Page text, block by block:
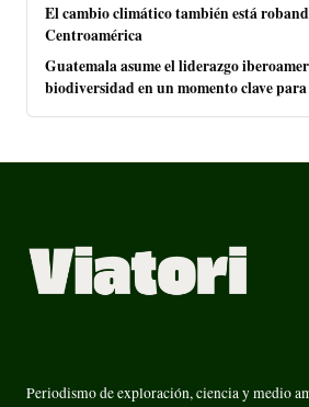
El cambio climático también está
Centroamérica
Guatemala asume el liderazgo
biodiversidad en un momento clave
Periodismo de exploración, ciencia y medio